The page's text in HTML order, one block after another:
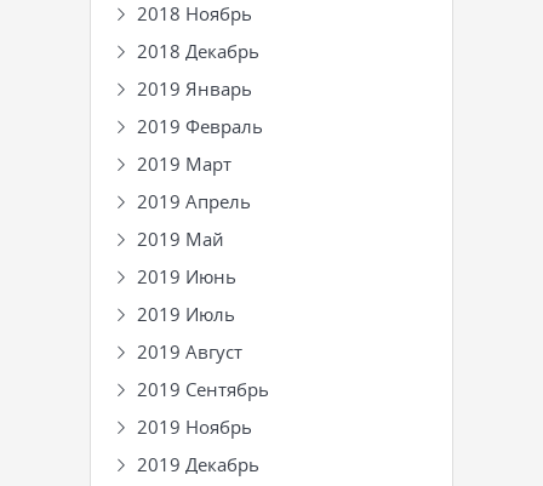
2018 Ноябрь
2018 Декабрь
2019 Январь
2019 Февраль
2019 Март
2019 Апрель
2019 Май
2019 Июнь
2019 Июль
2019 Август
2019 Сентябрь
2019 Ноябрь
2019 Декабрь